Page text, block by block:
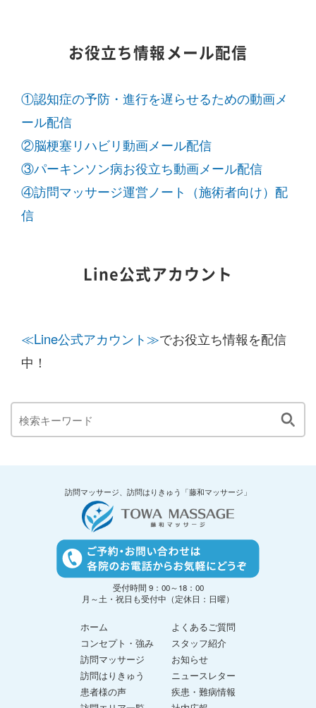
お役立ち情報メール配信
①認知症の予防・進行を遅らせるための動画メ
ール配信
②脳梗塞リハビリ動画メール配信
③パーキンソン病お役立ち動画メール配信
④訪問マッサージ運営ノート（施術者向け）配
信
Line公式アカウント
≪Line公式アカウント≫でお役立ち情報を配信
中！
訪問マッサージ、訪問はりきゅう「藤和マッサージ」
受付時間 9：00～18：00
月～土・祝日も受付中（定休日：日曜）
ホーム
コンセプト・強み
訪問マッサージ
訪問はりきゅう
患者様の声
よくあるご質問
スタッフ紹介
お知らせ
ニュースレター
疾患・難病情報